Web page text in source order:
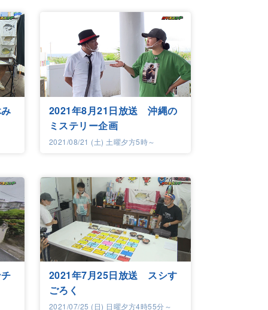
2021年8月21日放送 沖縄の
ミステリー企画
2021/08/21 (土) 土曜夕方5時～
2021年7月25日放送 スシす
ごろく
2021/07/25 (日) 日曜夕方4時55分～